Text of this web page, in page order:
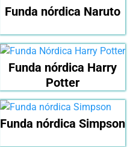
Funda nórdica Naruto
Funda nórdica Harry
Potter
Funda nórdica Simpson